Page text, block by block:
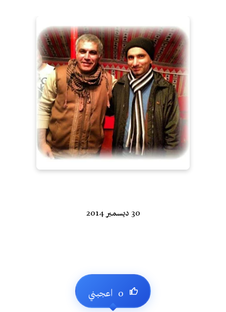
30 ديسمبر 2014